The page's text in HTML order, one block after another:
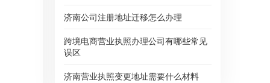
济南公司注册地址迁移怎么办理
跨境电商营业执照办理公司有哪些常见
误区
济南营业执照变更地址需要什么材料